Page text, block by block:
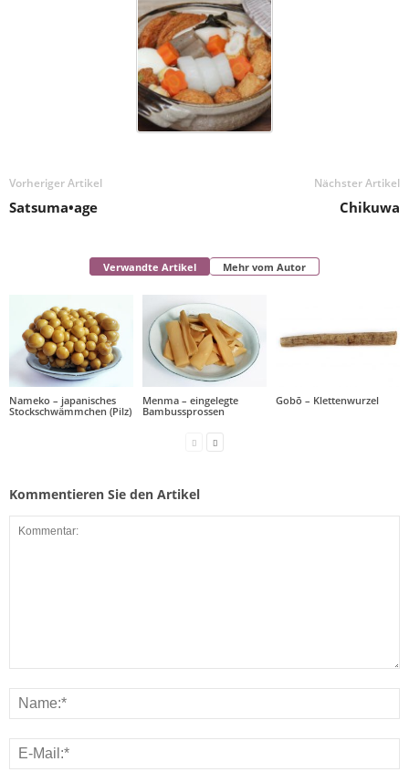
Vorheriger Artikel
Satsuma•age
Nächster Artikel
Chikuwa
Verwandte Artikel Mehr vom Autor
Nameko – japanisches
Stockschwämmchen (Pilz)
Menma – eingelegte
Bambussprossen
Gobō – Klettenwurzel
Kommentieren Sie den Artikel